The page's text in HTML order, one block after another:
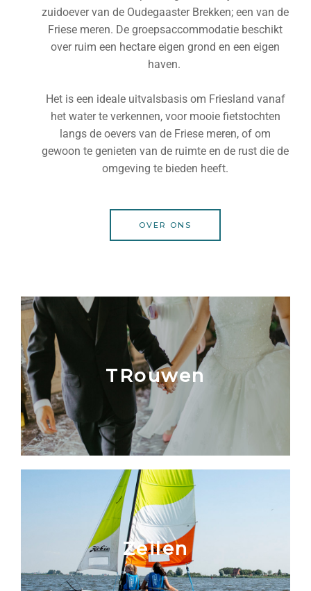
zuidoever van de Oudegaaster Brekken; een van de
Friese meren. De groepsaccommodatie beschikt
over ruim een hectare eigen grond en een eigen
haven.
Het is een ideale uitvalsbasis om Friesland vanaf
het water te verkennen, voor mooie fietstochten
langs de oevers van de Friese meren, of om
gewoon te genieten van de ruimte en de rust die de
omgeving te bieden heeft.
OVER ONS
TRouwen
Zeilen